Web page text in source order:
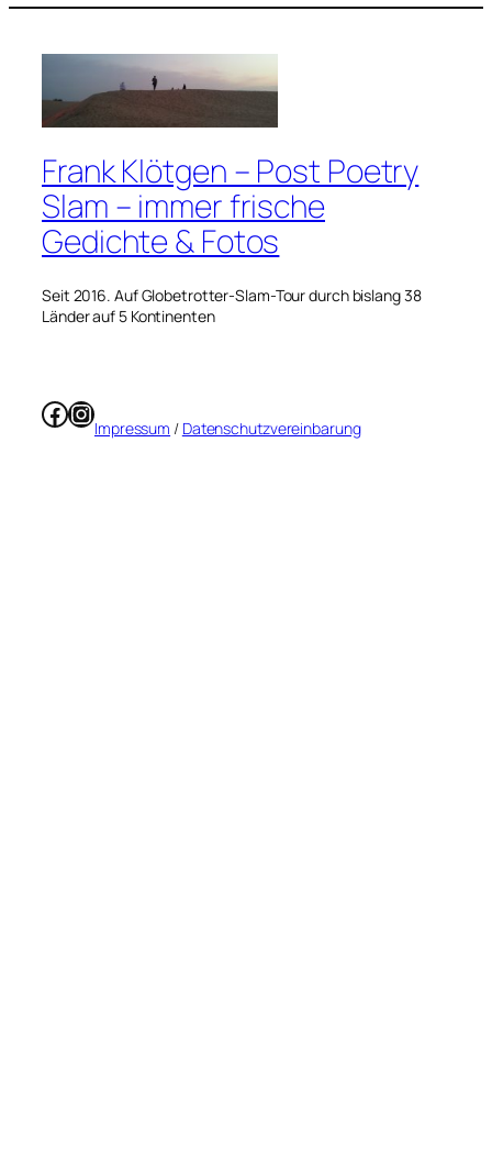
Frank Klötgen – Post Poetry
Slam – immer frische
Gedichte & Fotos
Seit 2016. Auf Globetrotter-Slam-Tour durch bislang 38
Länder auf 5 Kontinenten
Facebook
Instagram
Impressum / Datenschutzvereinbarung